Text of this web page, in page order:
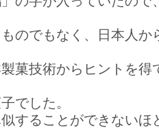
のでもなく、日本人か
菓技術からヒントを得
でした。
することができないほ